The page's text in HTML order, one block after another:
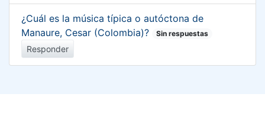
¿Cuál es la música típica o autóctona de
Manaure, Cesar (Colombia)?
Sin respuestas
Responder